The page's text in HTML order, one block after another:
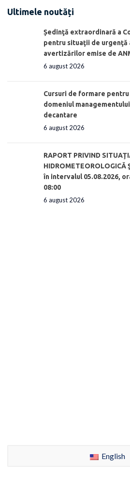
Ultimele noutăți
Ședinţă extraordinară a
pentru situaţii de urgenţă
avertizărilor emise de
6 august 2026
Cursuri de formare
domeniul
decantare
6 august 2026
RAPORT PRIVIND
HIDROMETEOROLOGICĂ
în intervalul 05.08.2026,
08:00
6 august 2026
English